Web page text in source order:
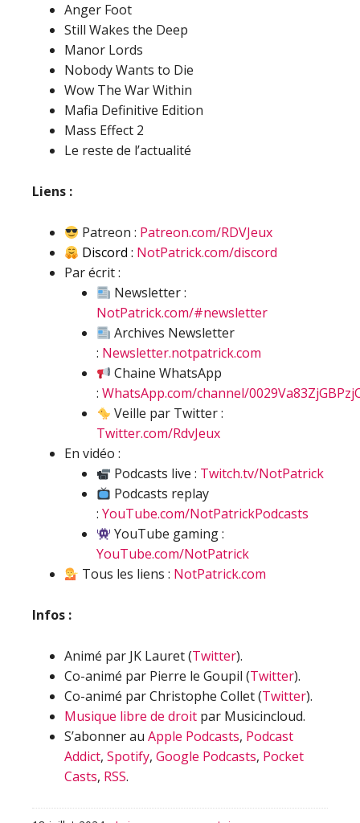
Anger Foot
Still Wakes the Deep
Manor Lords
Nobody Wants to Die
Wow The War Within
Mafia Definitive Edition
Mass Effect 2
Le reste de l’actualité
Liens :
Patreon : Patreon.com/RDVJeux
Discord : NotPatrick.com/discord
Par écrit :
Newsletter :
NotPatrick.com/#newsletter
Archives Newsletter
: Newsletter.notpatrick.com
Chaine WhatsApp
: WhatsApp.com/channel/
Veille par Twitter :
Twitter.com/RdvJeux
En vidéo :
Podcasts live : Twitch.tv/NotPatrick
Podcasts replay
: YouTube.com/NotPatrickPodcasts
YouTube gaming :
YouTube.com/NotPatrick
Tous les liens : NotPatrick.com
Infos :
Animé par JK Lauret (Twitter).
Co-animé par Pierre le Goupil (Twitter).
Co-animé par Christophe Collet (Twitter).
Musique libre de droit par Musicincloud.
S’abonner au Apple Podcasts, Podcast
Addict, Spotify, Google Podcasts, Pocket
Casts, RSS.